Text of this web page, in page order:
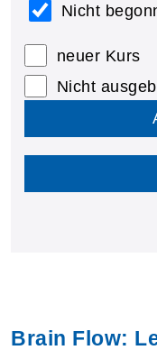
Nicht
neuer Kurs
Nicht
Brain Flow: